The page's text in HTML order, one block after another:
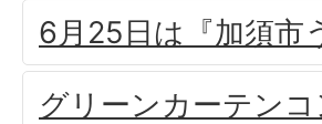
6月25日は『加須市
グリーンカーテン